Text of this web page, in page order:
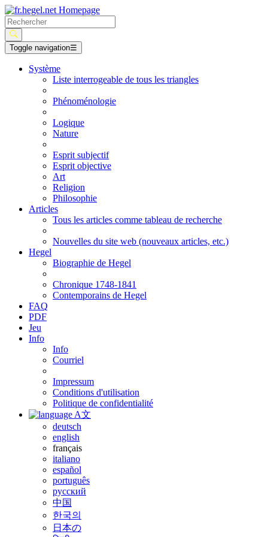
Toggle navigation☰
Système
Liste interrogeable de tous les triangles
Phénoménologie
Logique
Nature
Esprit subjectif
Esprit objective
Art
Religion
Philosophie
Articles
Tous les articles comme tableau de recherche
Nouvelles du site web (nouveaux articles, etc.)
Hegel
Biographie de Hegel
Chronique 1748-1841
Contemporains de Hegel
FAQ
PDF
Jeu
Info
Info
Courriel
Impressum
Conditions d'utilisation
Politique de confidentialité
A文
deutsch
english
français
italiano
español
português
русский
中国
한국의
日本の